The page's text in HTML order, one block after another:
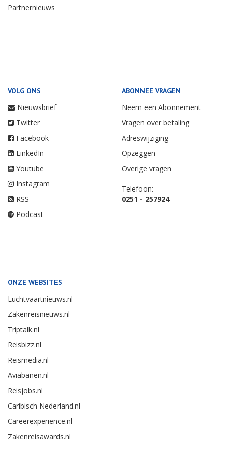
Partnernieuws
VOLG ONS
Nieuwsbrief
Twitter
Facebook
LinkedIn
Youtube
Instagram
RSS
Podcast
ABONNEE VRAGEN
Neem een Abonnement
Vragen over betaling
Adreswijziging
Opzeggen
Overige vragen
Telefoon:
0251 - 257924
ONZE WEBSITES
Luchtvaartnieuws.nl
Zakenreisnieuws.nl
Triptalk.nl
Reisbizz.nl
Reismedia.nl
Aviabanen.nl
Reisjobs.nl
Caribisch Nederland.nl
Careerexperience.nl
Zakenreisawards.nl